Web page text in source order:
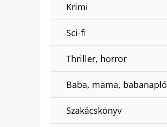
Krimi
Sci-fi
Thriller, horror
Baba, mama, babanapló
Szakácskönyv